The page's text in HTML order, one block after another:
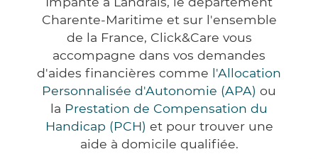
Charente-Maritime et sur l'ensemble
de la France, Click&Care vous
accompagne dans vos demandes
d'aides financières comme l'Allocation
Personnalisée d'Autonomie (APA) ou
la Prestation de Compensation du
Handicap (PCH) et pour trouver une
aide à domicile qualifiée.